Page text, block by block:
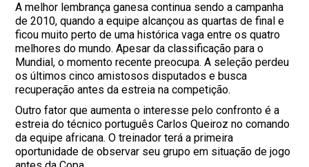
A melhor lembrança ganesa continua sendo a campanha
de 2010, quando a equipe alcançou as quartas de final e
ficou muito perto de uma histórica vaga entre os quatro
melhores do mundo. Apesar da classificação para o
Mundial, o momento recente preocupa. A seleção perdeu
os últimos cinco amistosos disputados e busca
recuperação antes da estreia na competição.
Outro fator que aumenta o interesse pelo confronto é a
estreia do técnico português Carlos Queiroz no comando
da equipe africana. O treinador terá a primeira
oportunidade de observar seu grupo em situação de jogo